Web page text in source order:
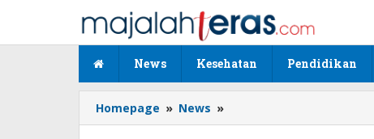
konten
News Kesehatan Pendidikan
Homepage » News »
Ciputat